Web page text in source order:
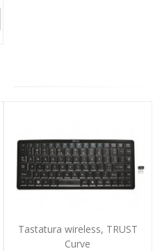
Tastatura wireless, TRUST
Curve